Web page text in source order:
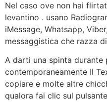
Nel caso ove non hai
levantino . usano
iMessage, Whatsapp,
messaggistica che razza
A darti una spinta durante
contemporaneamente Il
copiare e molte altre
qualora fai clic sul